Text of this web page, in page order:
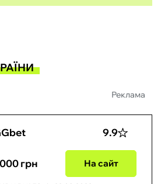
Реклама
9.9
грн На сайт